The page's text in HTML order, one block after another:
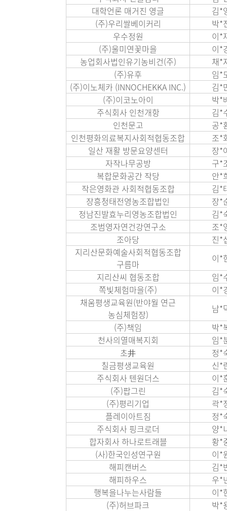
대학언론 매거진 영글
김*
(주)우리쌀베이커리
박*
우수정원
이*
(주)울미연꽃마을
이*
농업회사법인유기농비건(주)
채*
(주)유후
임*
(주)이노체카 (INNOCHEKKA INC.)
김*
(주)이코노아이
박*
주식회사 인천개항
김*
인천문고
공*
인천평화의료복지사회적협동조합
조*
일산 재활 방문요양센터
장*
자작나무공방
구*
복합문화공간 작당
안*
작은영화관 사회적협동조합
김*
장흥청태전영농조합법인
장*
정남진발효누리영농조합법인
김*
조범영자연건강연구소
조*
조아당
진*
지리산문화예술사회적협동조합
구름마
이*
지리산씨 협동조합
임*
쪽빛체험마을(주)
이*
채움평생교육원(반야월 연근
농심체험장)
남*
(주)책임
박*
천사의열매복지회
임*
초井
정*
칠금평생교육원
신*
주식회사 텐원더스
이*
(주)팝그린
김*
(주)평리기업
곽*
플레이아트짐
정*
주식회사 핑크로더
양*
합자회사 하나로트래블
황*
(사)한국인성연구원
이*
해피캔버스
김*
해피하우스
우*
행복을나누는사람들
이*
(주)허브파크
박*